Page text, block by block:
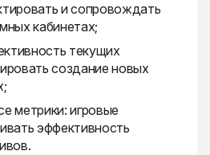
и сопровождать
кабинетах;
текущих
создание новых
метрики: игровые
эффективность